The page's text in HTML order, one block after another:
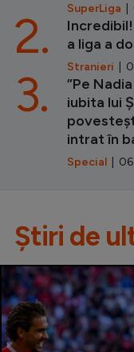
SuperLiga |
a liga a
Stranieri |
2.
”Pe
iubita lui
intrat în
Special |
3.
Știri de